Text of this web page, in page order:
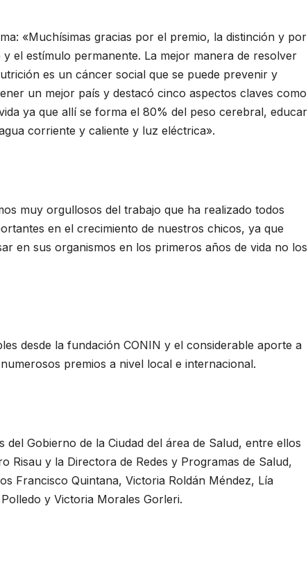
«Muchísimas gracias por el premio, la distinción y por
el estímulo permanente. La mejor manera de resolver
es un cáncer social que se puede prevenir y
un mejor país y destacó cinco aspectos claves como
ya que allí se forma el 80% del peso cerebral, educar
corriente y caliente y luz eléctrica».
muy orgullosos del trabajo que ha realizado todos
en el crecimiento de nuestros chicos, ya que
en sus organismos en los primeros años de vida no los
desde la fundación CONIN y el considerable aporte a
premios a nivel local e internacional.
Gobierno de la Ciudad del área de Salud, entre ellos
Risau y la Directora de Redes y Programas de Salud,
Francisco Quintana, Victoria Roldán Méndez, Lía
y Victoria Morales Gorleri.